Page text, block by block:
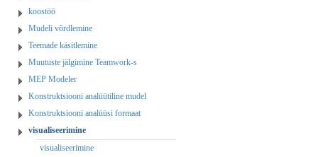
koostöö
Mudeli võrdlemine
Teemade käsitlemine
Muutuste jälgimine Teamwork-s
MEP Modeler
Konstruktsiooni analüütiline mudel
Konstruktsiooni analüüsi formaat
visualiseerimine
visualiseerimine